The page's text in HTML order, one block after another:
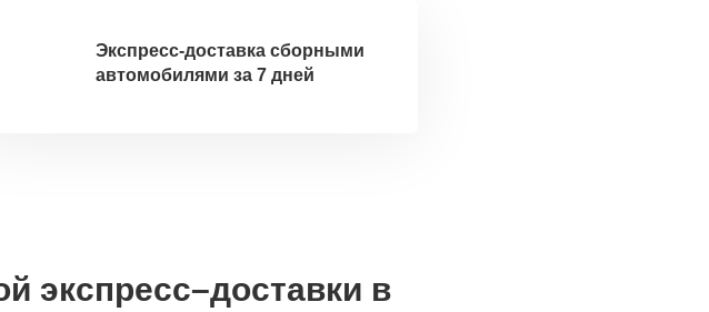
Экспресс-доставка сборными
автомобилями за 7 дней
экспресс–доставки в